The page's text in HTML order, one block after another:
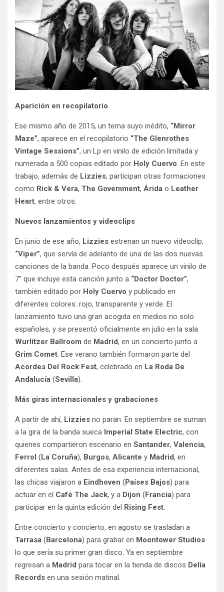
Aparición en recopilatorio
Ese mismo año de 2015, un tema suyo inédito, “Mirror
Maze”, aparece en el recopilatorio “The Glenrothes
Vintage Sessions”, un Lp en vinilo de edición limitada y
numerada a 500 copias editado por Holy Cuervo. En este
trabajo, además de Lizzies, participan otras formaciones
como Rick & Vera, The Govemment, Árida o Leather
Heart, entre otros.
Nuevos lanzamientos y videoclips
En junio de ese año, Lizzies estrenan un nuevo videoclip,
“Viper”, que servía de adelanto de una de las dos nuevas
canciones de la banda. Poco después aparece un vinilo de
7” que incluye esta canción junto a “Doctor Doctor”,
también editado por Holy Cuervo y publicado en
diferentes colores: rojo, transparente y verde. El
lanzamiento tuvo una gran acogida en medios no solo
españoles, y se presentó oficialmente en julio en la sala
Wurlitzer Ballroom de Madrid, en un concierto junto a
Grim Comet. Ese verano también formaron parte del
Acordes Del Rock Fest, celebrado en La Roda De
Andalucía (Sevilla).
Más giras internacionales y grabaciones
A partir de ahí, Lizzies no paran. En septiembre se suman
a la gira de la banda sueca Imperial State Electric, con
quienes compartieron escenario en Santander, Valencia,
Ferrol (La Coruña), Burgos, Alicante y Madrid, en
diferentes salas. Antes de esa experiencia internacional,
las chicas viajaron a Eindhoven (Países Bajos) para
actuar en el Café The Jack, y a Dijon (Francia) para
participar en la quinta edición del Rising Fest.
Entre concierto y concierto, en agosto se trasladan a
Tarrasa (Barcelona) para grabar en Moontower Studios
lo que sería su primer gran disco. Ya en septiembre
regresan a Madrid para tocar en la tienda de discos Delia
Records en una sesión matinal.